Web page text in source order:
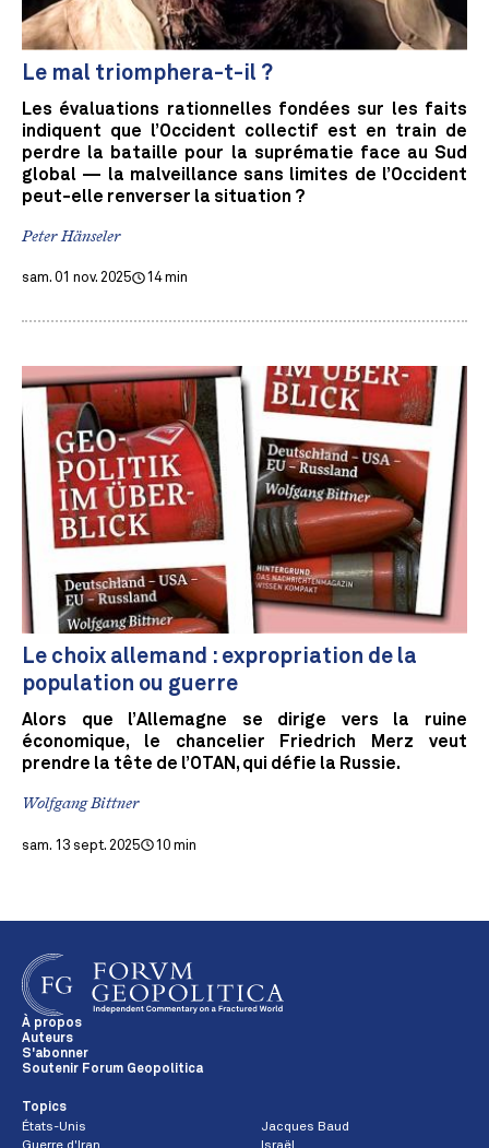
Le mal triomphera-t-il ?
Les évaluations rationnelles fondées sur les faits
indiquent que l’Occident collectif est en train de
perdre la bataille pour la suprématie face au Sud
global — la malveillance sans limites de l’Occident
peut-elle renverser la situation ?
Peter Hänseler
sam. 01 nov. 2025 14 min
Le choix allemand : expropriation de la
population ou guerre
Alors que l’Allemagne se dirige vers la ruine
économique, le chancelier Friedrich Merz veut
prendre la tête de l’OTAN, qui défie la Russie.
Wolfgang Bittner
sam. 13 sept. 2025 10 min
À propos
Auteurs
S'abonner
Soutenir Forum Geopolitica
Topics
États-Unis
Jacques Baud